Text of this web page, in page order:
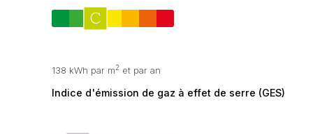
138 kWh par m2 et par an
Indice d'émission de gaz à effet de serre (GES)